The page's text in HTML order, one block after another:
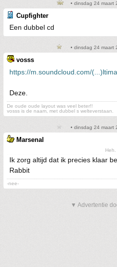
• dinsdag 24 maart
Cupfighter
Een dubbel cd
• dinsdag 24 maart
vosss
https://m.soundcloud.com/
Deze.
De oude oude layout was veel beter!!
vosss is de naam, met dubbel s welteverstaan.
• dinsdag 24 maart
Marsenal
Heh.
Ik zorg altijd dat ik precies klaar
Rabbit
-nee-
▼ Advertentie